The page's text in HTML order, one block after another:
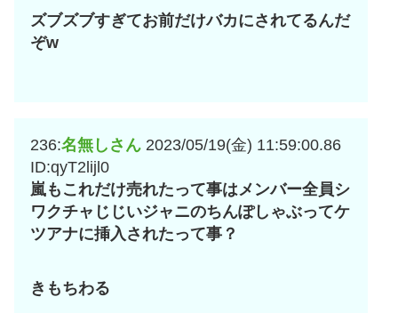
ズブズブすぎてお前だけバカにされてるんだ
ぞw
236:名無しさん 2023/05/19(金) 11:59:00.86
ID:qyT2lijl0
嵐もこれだけ売れたって事はメンバー全員シ
ワクチャじじいジャニのちんぽしゃぶってケ
ツアナに挿入されたって事？
きもちわる